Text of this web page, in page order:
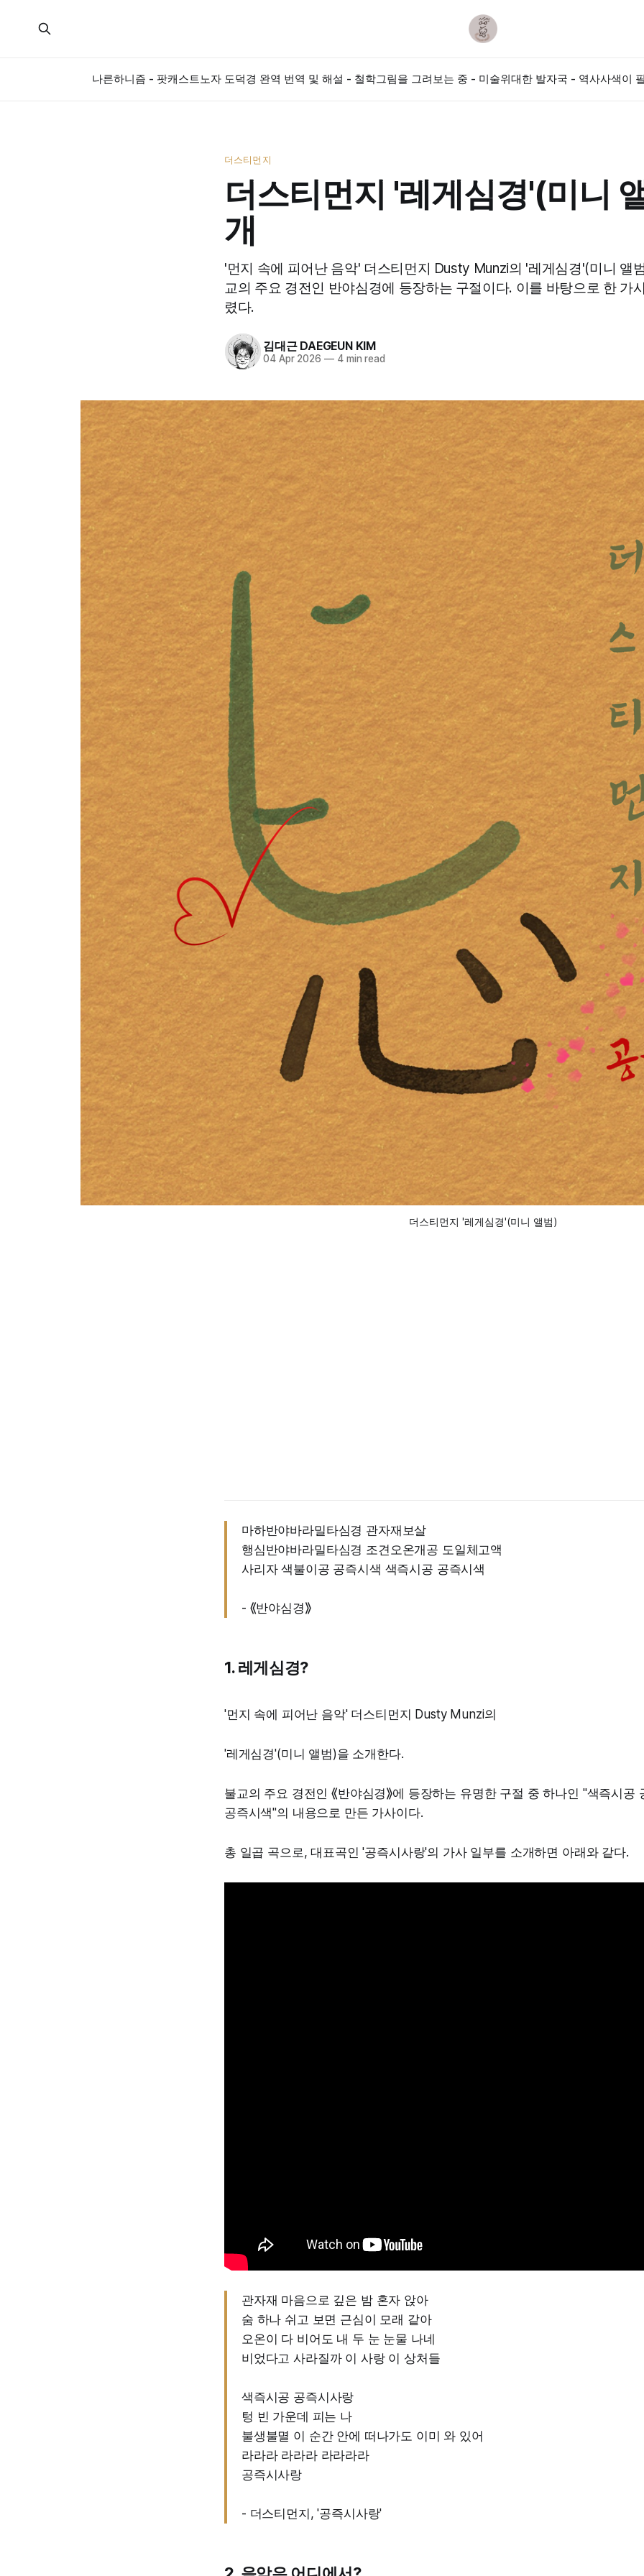
나른하니즘 - 팟캐스트노자 도덕경 완역 번역 및 해설 - 철학그림을 그려보는 중 - 미술위대한 발자국 - 역사사색이
더스티먼지
더스티먼지 '레게심경'(미니
개
'먼지 속에 피어난 음악' 더스티먼지 Dusty Munzi의 '레게심경'(미니 앨
교의 주요 경전인 반야심경에 등장하는 구절이다. 이를 바탕으로 한 가
렸다.
김대근 DAEGEUN KIM
04 Apr 2026 —4 min read
더스티먼지 '레게심경'(미니 앨범)
마하반야바라밀타심경 관자재보살
행심반야바라밀타심경 조견오온개공 도일체고액
사리자 색불이공 공즉시색 색즉시공 공즉시색
- ⟪반야심경⟫
1. 레게심경?
'먼지 속에 피어난 음악' 더스티먼지 Dusty Munzi의
'레게심경'(미니 앨범)을 소개한다.
불교의 주요 경전인 ⟪반야심경⟫에 등장하는 유명한 구절 중 하나인 "색즉시공
공즉시색"의 내용으로 만든 가사이다.
총 일곱 곡으로, 대표곡인 '공즉시사랑'의 가사 일부를 소개하면 아래와 같다.
관자재 마음으로 깊은 밤 혼자 앉아
숨 하나 쉬고 보면 근심이 모래 같아
오온이 다 비어도 내 두 눈 눈물 나네
비었다고 사라질까 이 사랑 이 상처들
색즉시공 공즉시사랑
텅 빈 가운데 피는 나
불생불멸 이 순간 안에 떠나가도 이미 와 있어
라라라 라라라 라라라라
공즉시사랑
- 더스티먼지, '공즉시사랑'